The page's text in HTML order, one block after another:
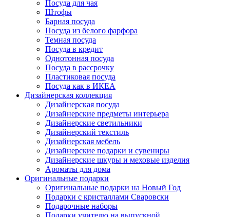
Посуда для чая
Штофы
Барная посуда
Посуда из белого фарфора
Темная посуда
Посуда в кредит
Однотонная посуда
Посуда в рассрочку
Пластиковая посуда
Посуда как в ИКЕА
Дизайнерская коллекция
Дизайнерская посуда
Дизайнерские предметы интерьера
Дизайнерские светильники
Дизайнерский текстиль
Дизайнерская мебель
Дизайнерские подарки и сувениры
Дизайнерские шкуры и меховые изделия
Ароматы для дома
Оригинальные подарки
Оригинальные подарки на Новый Год
Подарки с кристаллами Сваровски
Подарочные наборы
Подарки учителю на выпускной